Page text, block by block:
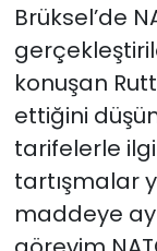
Brüksel’de
konuşan
ettiğini
tarifelerle
tartışmalar
maddeye